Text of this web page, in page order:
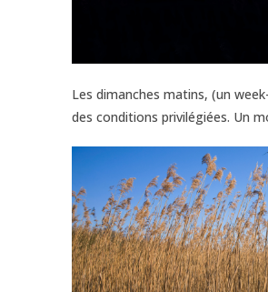
Les dimanches matins, (un
des conditions privilégiées. Un